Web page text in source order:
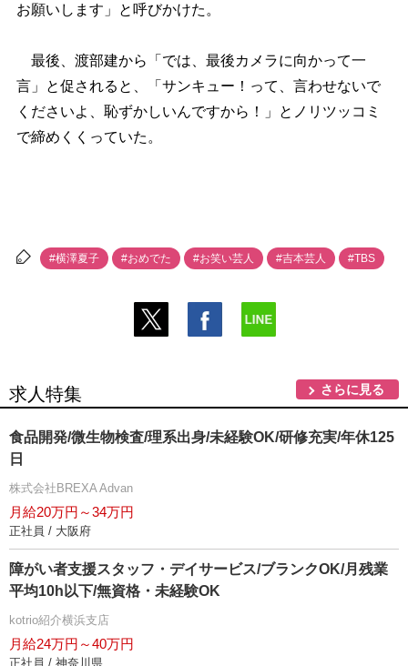
お願いします」と呼びかけた。
最後、渡部建から「では、最後カメラに向かって一
言」と促されると、「サンキュー！って、言わせないで
くださいよ、恥ずかしいんですから！」とノリツッコミ
で締めくくっていた。
#横澤夏子 #おめでた #お笑い芸人 #吉本芸人 #TBS
求人特集 さらに見る
食品開発/微生物検査/理系出身/未経験OK/研修充実/年休125
日
株式会社BREXA Advan
月給20万円～34万円
正社員 / 大阪府
障がい者支援スタッフ・デイサービス/ブランクOK/月残業
平均10h以下/無資格・未経験OK
kotrio紹介横浜支店
月給24万円～40万円
正社員 / 神奈川県